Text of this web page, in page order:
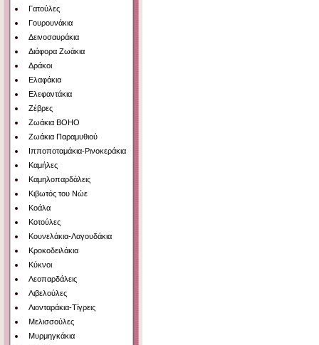
Γατούλες
Γουρουνάκια
Δεινοσαυράκια
Διάφορα Ζωάκια
Δράκοι
Ελαφάκια
Ελεφαντάκια
Ζέβρες
Ζωάκια BOHO
Ζωάκια Παραμυθιού
Ιπποποταμάκια-Ρινοκεράκια
Καμήλες
Καμηλοπαρδάλεις
Κιβωτός του Νώε
Κοάλα
Κοτούλες
Κουνελάκια-Λαγουδάκια
Κροκοδειλάκια
Κύκνοι
Λεοπαρδάλεις
Λιβελούλες
Λιονταράκια-Τίγρεις
Μελισσούλες
Μυρμηγκάκια